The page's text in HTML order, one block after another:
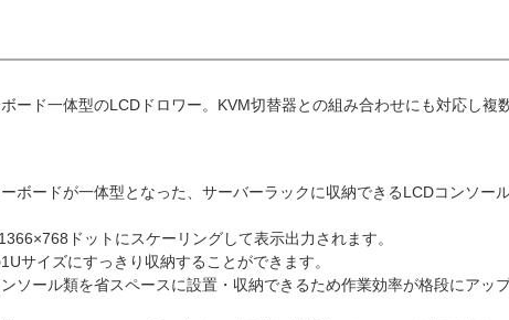
ード一体型のLCDドロワー。KVM切替器との組み合わせにも対応し複
ボードが一体型となった、サーバーラックに収納できるLCDコンソー
ドットにスケーリングして表示出力されます。
サイズにすっきり収納することができます。
ソール類を省スペースに設置・収納できるため作業効率が格段にアッ